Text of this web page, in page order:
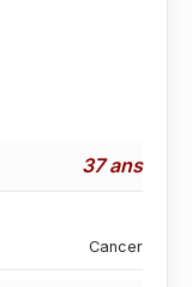
37 ans
Cancer